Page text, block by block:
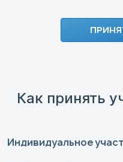
Как принять
Индивидуальное